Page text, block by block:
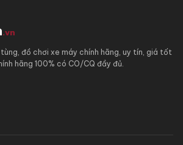
.vn
đồ chơi xe máy chính hãng, uy tín, giá tốt
hãng 100% có CO/CQ đầy đủ.